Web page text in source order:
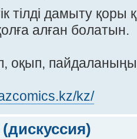
тілді дамыту қоры
алған болатын.
оқып,
kz/
(дискуссия)